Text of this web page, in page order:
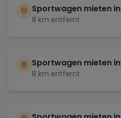
Sportwagen mieten in
8 km entfernt
Sportwagen mieten in
8 km entfernt